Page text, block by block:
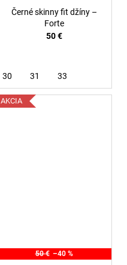
Černé skinny fit džíny –
Forte
50 €
30 31 33
AKCIA
50 € –40 %